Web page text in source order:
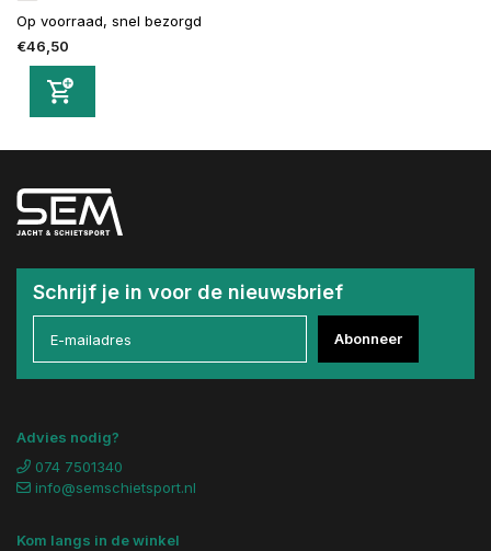
Op voorraad, snel bezorgd
€46,50
Schrijf je in voor de nieuwsbrief
Abonneer
Advies nodig?
074 7501340
info@semschietsport.nl
Kom langs in de winkel